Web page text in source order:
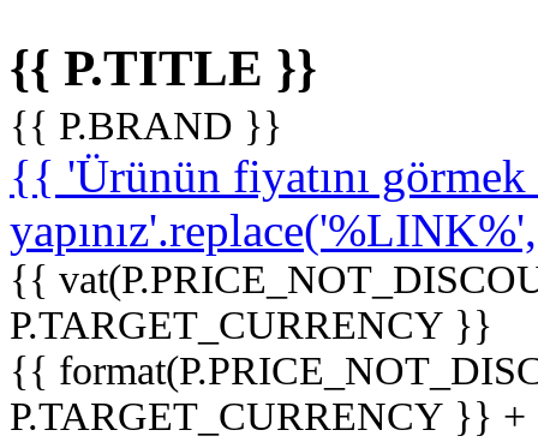
{{ P.TITLE }}
{{ P.BRAND }}
{{ 'Ürünün fiyatını
{{
P.TARGET_CURRENCY }}
{{
P.TARGET_CURRENCY }}